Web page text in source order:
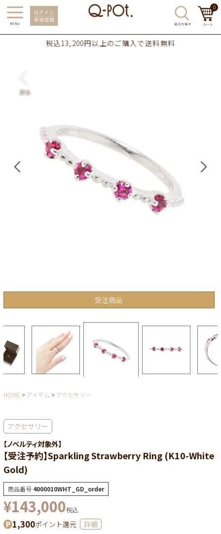
0
税込13,200円以上のご購入で送料無料
受注商品
HOME アイテム アクセサリー
アクセサリー
【ノベルティ対象外】
【受注予約】Sparkling Strawberry Ring (K10-White
Gold)
商品番号 4000010WHT_GD_order
¥143,000税込
1,300ポイント還元 詳細